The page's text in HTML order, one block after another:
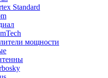
Standard
мощности